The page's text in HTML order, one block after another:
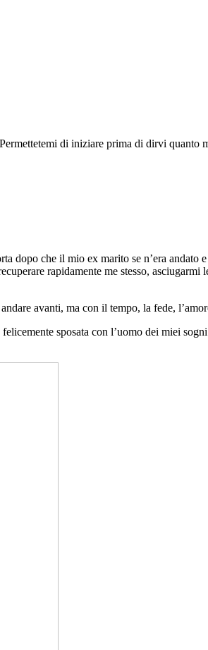
di iniziare prima di dirvi
che il mio ex marito se n’era andato
rapidamente me stesso,
avanti, ma con il tempo, la fede,
sposata con l’uomo dei miei